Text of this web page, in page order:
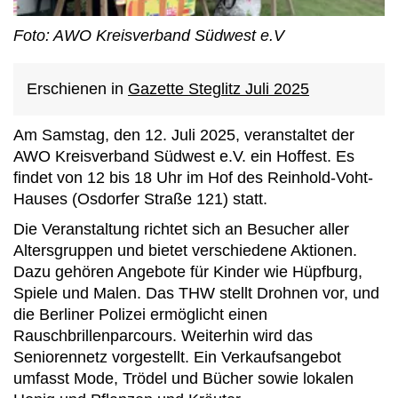
Foto: AWO Kreisverband Südwest e.V
Erschienen in Gazette Steglitz Juli 2025
Am Samstag, den 12. Juli 2025, veranstaltet der
AWO Kreisverband Südwest e.V. ein Hoffest. Es
findet von 12 bis 18 Uhr im Hof des Reinhold-Voht-
Hauses (Osdorfer Straße 121) statt.
Die Veranstaltung richtet sich an Besucher aller
Altersgruppen und bietet verschiedene Aktionen.
Dazu gehören Angebote für Kinder wie Hüpfburg,
Spiele und Malen. Das THW stellt Drohnen vor, und
die Berliner Polizei ermöglicht einen
Rauschbrillenparcours. Weiterhin wird das
Seniorennetz vorgestellt. Ein Verkaufsangebot
umfasst Mode, Trödel und Bücher sowie lokalen